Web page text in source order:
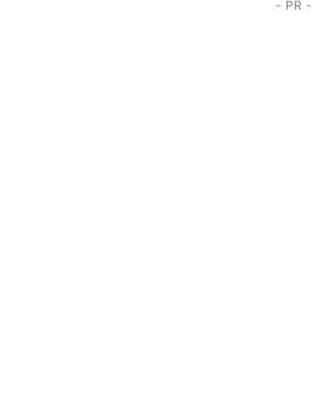
- PR -